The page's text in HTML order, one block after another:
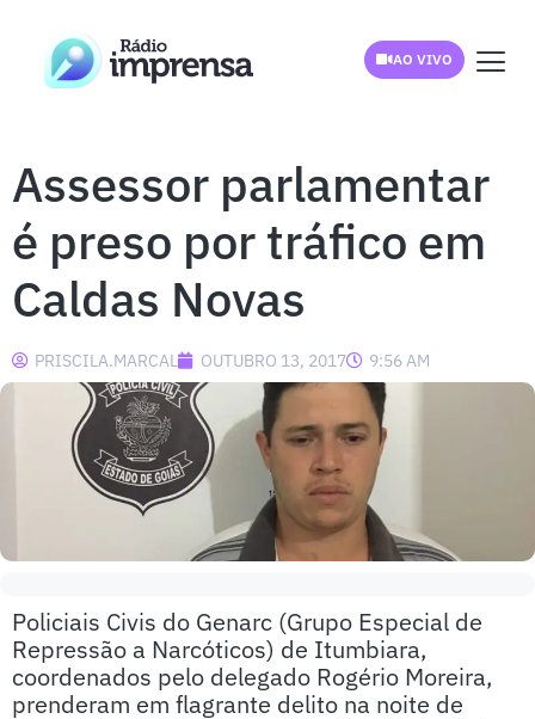
AO VIVO
Assessor parlamentar
é preso por tráfico em
Caldas Novas
PRISCILA.MARCAL OUTUBRO 13, 2017 9:56 AM
Policiais Civis do Genarc (Grupo Especial de
Repressão a Narcóticos) de Itumbiara,
coordenados pelo delegado Rogério Moreira,
prenderam em flagrante delito na noite de